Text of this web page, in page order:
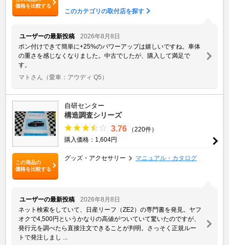
価格を比較する
このカテゴリの取付店を探す
ユーザーの最新投稿
2026年8月8日
ポン付けできて簡単に+25%のパワーアップは嬉しいですね。車体
の重さを感じなくなりました。中古でしたが、購入して満足で
す。
マトさん （愛車：アウディ Q5）
この商品の
価格を比較する
自研センター
構造調査シリーズ
3.76
（220件）
購入価格：1,604円
グッズ・アクセサリー マニュアル・カタログ
ユーザーの最新投稿
2026年8月8日
ネット検索をしていて、日産リーフ（ZE2）の専門書を発見。ヤフ
オクで4,500円というかなりの高値がついていて驚いたのですが、
発行元を調べたら直接注文できることが判明。さっそく正規ルー
トで発注しまし ...